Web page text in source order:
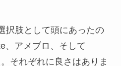
択肢として頭にあったの
、アメブロ、そして
それぞれに良さはありま